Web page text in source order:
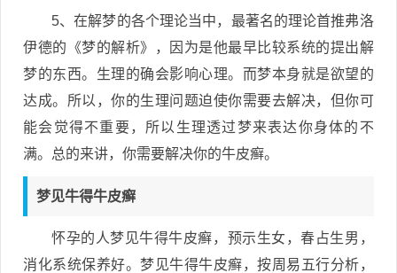
5、在解梦的各个理论当中，最著名的理论首推弗洛
伊德的《梦的解析》，因为是他最早比较系统的提出解
梦的东西。生理的确会影响心理。而梦本身就是欲望的
达成。所以，你的生理问题迫使你需要去解决，但你可
能会觉得不重要，所以生理透过梦来表达你身体的不
满。总的来讲，你需要解决你的牛皮癣。
梦见牛得牛皮癣
怀孕的人梦见牛得牛皮癣，预示生女，春占生男，
消化系统保养好。梦见牛得牛皮癣，按周易五行分析，